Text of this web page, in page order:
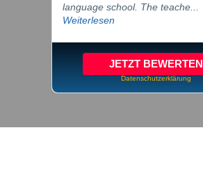
language school. The teache...
Weiterlesen
JETZT BEWERTEN
Datenschutzerklärung